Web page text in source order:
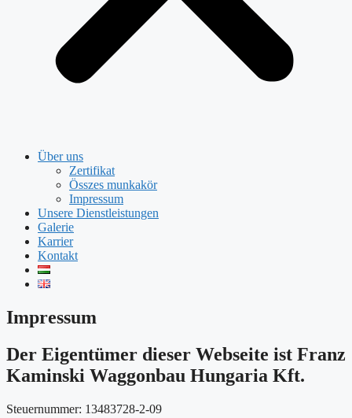
Über uns
Zertifikat
Összes munkakör
Impressum
Unsere Dienstleistungen
Galerie
Karrier
Kontakt
Impressum
Der Eigentümer dieser Webseite ist Franz
Kaminski Waggonbau Hungaria Kft.
Steuernummer: 13483728-2-09